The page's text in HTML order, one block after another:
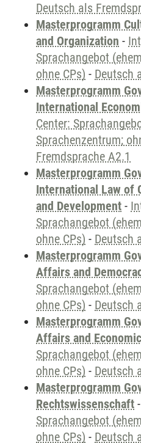
Deutsch als
Masterprogramm
and Organization -
Sprachangebot
ohne CPs) - Deutsch
Masterprogramm
International
Center:
Sprachenzentrum;
Fremdsprache A2.1
Masterprogramm
International Law of
and Development -
Sprachangebot
ohne CPs) - Deutsch
Masterprogramm
Affairs and
Sprachangebot
ohne CPs) - Deutsch
Masterprogramm
Affairs and
Sprachangebot
ohne CPs) - Deutsch
Masterprogramm
Rechtswissenschaft -
Sprachangebot
ohne CPs) - Deutsch